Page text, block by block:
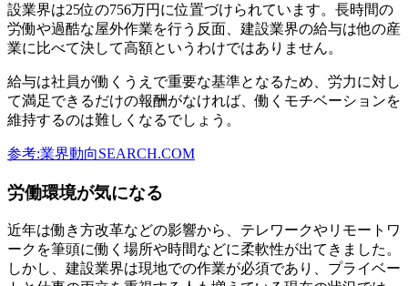
設業界は25位の756万円に位置づけられています。長時間の
労働や過酷な屋外作業を行う反面、建設業界の給与は他の産
業に比べて決して高額というわけではありません。
給与は社員が働くうえで重要な基準となるため、労力に対し
て満足できるだけの報酬がなければ、働くモチベーションを
維持するのは難しくなるでしょう。
参考:業界動向SEARCH.COM
労働環境が気になる
近年は働き方改革などの影響から、テレワークやリモートワ
ークを筆頭に働く場所や時間などに柔軟性が出てきました。
しかし、建設業界は現地での作業が必須であり、プライベー